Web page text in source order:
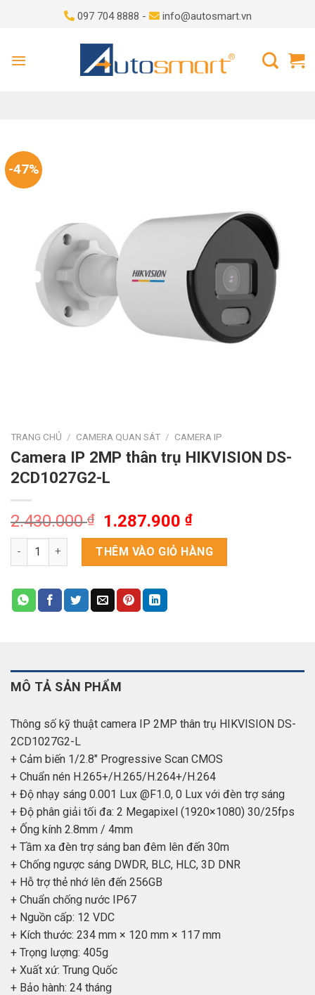
097 704 8888 - info@autosmart.vn
-47%
TRANG CHỦ / CAMERA QUAN SÁT / CAMERA IP
Camera IP 2MP thân trụ HIKVISION DS-
2CD1027G2-L
2.430.000₫
Giá
gốc
là:
2.430.000 ₫.
1.287.900₫Giá
hiện
tại
là:
Camera IP 2MP thân trụ HIKVISION DS-2CD1027G2-L số lượng
THÊM VÀO GIỎ HÀNG
MÔ TẢ SẢN PHẨM
Thông số kỹ thuật camera IP 2MP thân trụ HIKVISION DS-
2CD1027G2-L
+ Cảm biến 1/2.8″ Progressive Scan CMOS
+ Chuẩn nén H.265+/H.265/H.264+/H.264
+ Độ nhạy sáng 0.001 Lux @F1.0, 0 Lux với đèn trợ sáng
+ Độ phân giải tối đa: 2 Megapixel (1920×1080) 30/25fps
+ Ống kính 2.8mm / 4mm
+ Tầm xa đèn trợ sáng ban đêm lên đến 30m
+ Chống ngược sáng DWDR, BLC, HLC, 3D DNR
+ Hỗ trợ thẻ nhớ lên đến 256GB
+ Chuẩn chống nước IP67
+ Nguồn cấp: 12 VDC
+ Kích thước: 234 mm × 120 mm × 117 mm
+ Trọng lượng: 405g
+ Xuất xứ: Trung Quốc
+ Bảo hành: 24 tháng